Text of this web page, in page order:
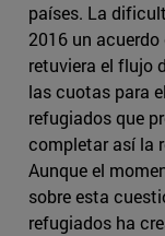
países. La
2016 un
retuviera el flujo
las cuotas para
refugiados que
completar así la
Aunque el
sobre esta
refugiados ha